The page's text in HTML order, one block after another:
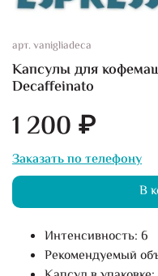
арт.vanigliadeca
Капсулы для
Decaffeinato
1 200 ₽
Заказать по телефону
В
Интенсивность: 6
Рекомендуемый